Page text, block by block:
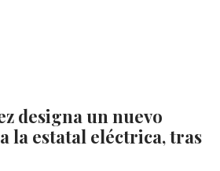
designa un nuevo
la estatal eléctrica, tras